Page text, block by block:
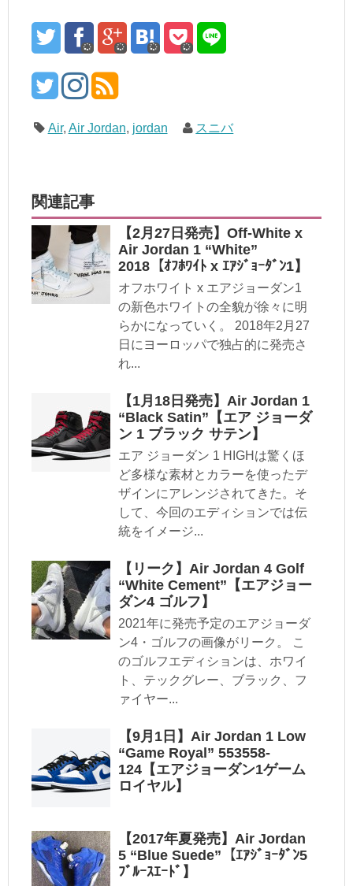
Air, Air Jordan, jordan スニバ
関連記事
【2月27日発売】Off-White x
Air Jordan 1 “White”
2018【ｵﾌﾎﾜｲﾄ x ｴｱｼﾞｮｰﾀﾞﾝ1】
オフホワイト x エアジョーダン1
の新色ホワイトの全貌が徐々に明
らかになっていく。 2018年2月27
日にヨーロッパで独占的に発売さ
れ...
【1月18日発売】Air Jordan 1
“Black Satin”【エア ジョーダ
ン 1 ブラック サテン】
エア ジョーダン 1 HIGHは驚くほ
ど多様な素材とカラーを使ったデ
ザインにアレンジされてきた。そ
して、今回のエディションでは伝
統をイメージ...
【リーク】Air Jordan 4 Golf
“White Cement”【エアジョー
ダン4 ゴルフ】
2021年に発売予定のエアジョーダ
ン4・ゴルフの画像がリーク。 こ
のゴルフエディションは、ホワイ
ト、テックグレー、ブラック、フ
ァイヤー...
【9月1日】Air Jordan 1 Low
“Game Royal” 553558-
124【エアジョーダン1ゲーム
ロイヤル】
【2017年夏発売】Air Jordan
5 “Blue Suede”【ｴｱｼﾞｮｰﾀﾞﾝ5
ﾌﾞﾙｰｽｴｰﾄﾞ】